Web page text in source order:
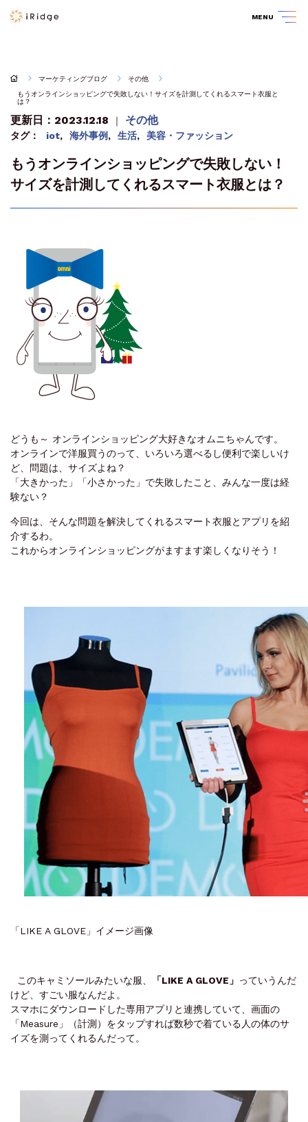
MENU
マーケティングブログ
その他
もうオンラインショッピングで失敗しない！サイズを計測してくれるスマート衣服と
は？
更新日：2023.12.18 ｜ その他
タグ： iot, 海外事例, 生活, 美容・ファッション
もうオンラインショッピングで失敗しない！
サイズを計測してくれるスマート衣服とは？
どうも～ オンラインショッピング大好きなオムニちゃんです。
オンラインで洋服買うのって、いろいろ選べるし便利で楽しいけ
ど、問題は、サイズよね？
「大きかった」「小さかった」で失敗したこと、みんな一度は経
験ない？
今回は、そんな問題を解決してくれるスマート衣服とアプリを紹
介するわ。
これからオンラインショッピングがますます楽しくなりそう！
「LIKE A GLOVE」イメージ画像
このキャミソールみたいな服、 「LIKE A GLOVE」 っていうんだ
けど、すごい服なんだよ。
スマホにダウンロードした専用アプリと連携していて、画面の
「Measure」（計測）をタップすれば数秒で着ている人の体のサ
イズを測ってくれるんだって。